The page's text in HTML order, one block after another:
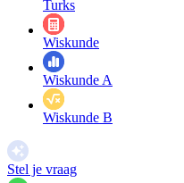
Turks
Wiskunde
Wiskunde A
Wiskunde B
Stel je vraag